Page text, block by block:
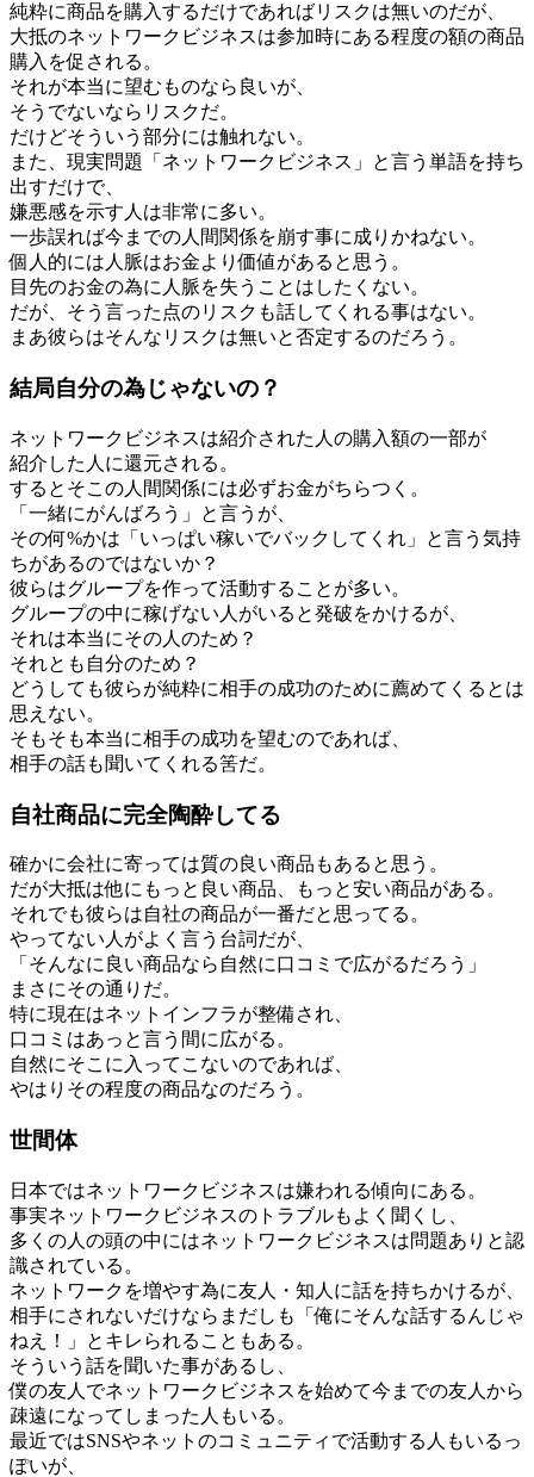
純粋に商品を購入するだけであればリスクは無いのだが、
大抵のネットワークビジネスは参加時にある程度の額の商品
購入を促される。
それが本当に望むものなら良いが、
そうでないならリスクだ。
だけどそういう部分には触れない。
また、現実問題「ネットワークビジネス」と言う単語を持ち
出すだけで、
嫌悪感を示す人は非常に多い。
一歩誤れば今までの人間関係を崩す事に成りかねない。
個人的には人脈はお金より価値があると思う。
目先のお金の為に人脈を失うことはしたくない。
だが、そう言った点のリスクも話してくれる事はない。
まあ彼らはそんなリスクは無いと否定するのだろう。
結局自分の為じゃないの？
ネットワークビジネスは紹介された人の購入額の一部が
紹介した人に還元される。
するとそこの人間関係には必ずお金がちらつく。
「一緒にがんばろう」と言うが、
その何%かは「いっぱい稼いでバックしてくれ」と言う気持
ちがあるのではないか？
彼らはグループを作って活動することが多い。
グループの中に稼げない人がいると発破をかけるが、
それは本当にその人のため？
それとも自分のため？
どうしても彼らが純粋に相手の成功のために薦めてくるとは
思えない。
そもそも本当に相手の成功を望むのであれば、
相手の話も聞いてくれる筈だ。
自社商品に完全陶酔してる
確かに会社に寄っては質の良い商品もあると思う。
だが大抵は他にもっと良い商品、もっと安い商品がある。
それでも彼らは自社の商品が一番だと思ってる。
やってない人がよく言う台詞だが、
「そんなに良い商品なら自然に口コミで広がるだろう」
まさにその通りだ。
特に現在はネットインフラが整備され、
口コミはあっと言う間に広がる。
自然にそこに入ってこないのであれば、
やはりその程度の商品なのだろう。
世間体
日本ではネットワークビジネスは嫌われる傾向にある。
事実ネットワークビジネスのトラブルもよく聞くし、
多くの人の頭の中にはネットワークビジネスは問題ありと認
識されている。
ネットワークを増やす為に友人・知人に話を持ちかけるが、
相手にされないだけならまだしも「俺にそんな話するんじゃ
ねえ！」とキレられることもある。
そういう話を聞いた事があるし、
僕の友人でネットワークビジネスを始めて今までの友人から
疎遠になってしまった人もいる。
最近ではSNSやネットのコミュニティで活動する人もいるっ
ぽいが、